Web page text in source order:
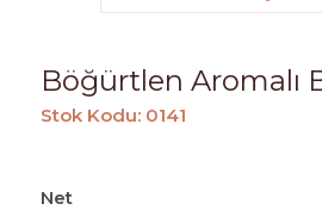
Böğürtlen Aromalı
Stok Kodu: 0141
Net